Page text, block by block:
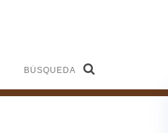
Búsqueda